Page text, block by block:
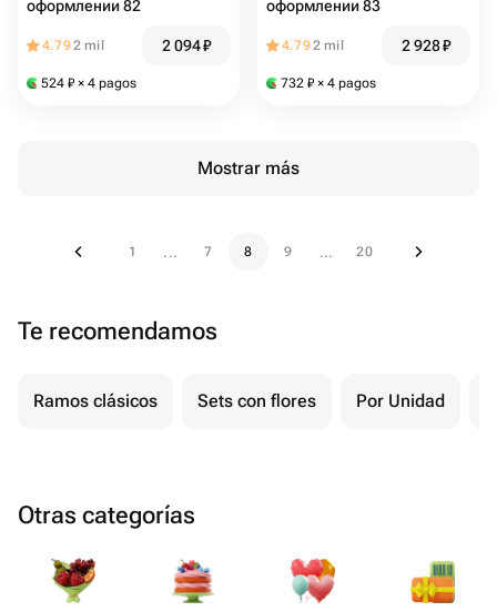
оформлении 82
4.792 mil 2 094₽
524 ₽ × 4 pagos
оформлении 83
4.792 mil 2 928₽
732 ₽ × 4 pagos
Mostrar más
1 ... 7 8 9 ... 20
Te recomendamos
Ramos clásicos Sets con flores Por Unidad
Otras categorías